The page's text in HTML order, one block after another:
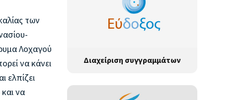
των
Λοχαγού
να κάνει
ελπίζει
να
Διαχείριση συγγραμμάτων